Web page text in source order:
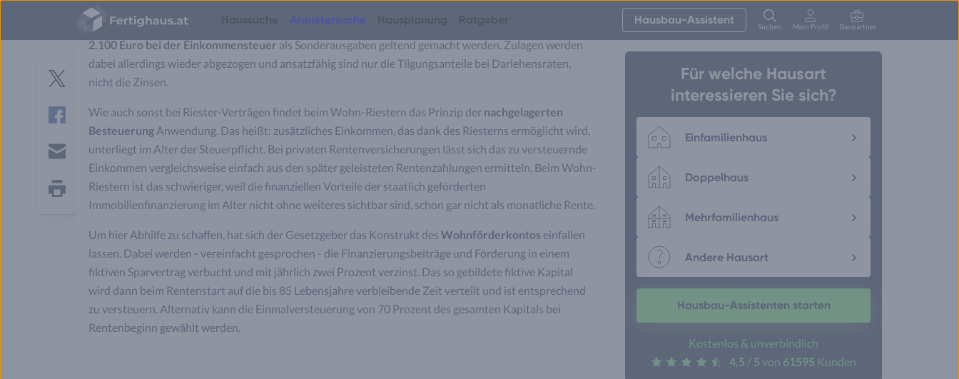
Fertighaus
Logo
Haussuche
Häuser
Anbietersuche Hausplanung
Einfamilienhäuser
Doppelhäuser
Mehrfamilienhäuser
Stadtvillen
Tiny Houses
Alle Haustypen
Fertighäuser
Blockhäuser
Modulhäuser
Containerhäuser
Hauspreise
Ausbaustufen
Energiestandards
Baustile
Hausbau-Assistent
Finanzierungsrechner
Ratgeber
Jetzt bauen oder warten?
Grundrissplaner im Vergleich
Treppe berechnen
Bodenplatte Möglichkeiten
Richtwerte für Grundstücke
Hausbau in Hanglage
Grundstückserschließung
Bodenklassen erklärt
Finanzierung & Kosten
Was kostet ein Haus?
Hausangebote vergleichen
Haus bauen oder kaufen?
Eigenleistung Ersparnis
Energiesparen
Anbieterauswahl
Einzug & Wohnen
Hausbau-Erfahrungen
Hausbau-Assistent Suchen Mein Profil Baupartner
Facebook
mail
Für Sparleistungen bei Bausparverträgen und Tilgungsleistungen bei Darlehen dürfen
2.100 Euro bei der Einkommensteuerals Sonderausgaben geltend gemacht werden. Zulagen werden
dabei allerdings wieder abgezogen und ansatzfähig sind nur die Tilgungsanteile bei Darlehensraten,
nicht die Zinsen.
Wie auch sonst bei Riester-Verträgen findet beim Wohn-Riestern das Prinzip der nachgelagerten
Besteuerung Anwendung. Das heißt: zusätzliches Einkommen, das dank des Riesterns ermöglicht wird,
unterliegt im Alter der Steuerpflicht. Bei privaten Rentenversicherungen lässt sich das zu versteuernde
Einkommen vergleichsweise einfach aus den später geleisteten Rentenzahlungen ermitteln. Beim Wohn-
Riestern ist das schwieriger, weil die finanziellen Vorteile der staatlich geförderten
Immobilienfinanzierung im Alter nicht ohne weiteres sichtbar sind, schon gar nicht als monatliche Rente.
Um hier Abhilfe zu schaffen, hat sich der Gesetzgeber das Konstrukt des Wohnförderkontos einfallen
lassen. Dabei werden - vereinfacht gesprochen - die Finanzierungsbeiträge und Förderung in einem
fiktiven Sparvertrag verbucht und mit jährlich zwei Prozent verzinst. Das so gebildete fiktive Kapital
wird dann beim Rentenstart auf die bis 85 Lebensjahre verbleibende Zeit verteilt und ist entsprechend
zu versteuern. Alternativ kann die Einmalversteuerung von 70 Prozent des gesamten Kapitals bei
Rentenbeginn gewählt werden.
Für welche Hausart
interessieren Sie sich?
Einfamilienhaus
Doppelhaus
Mehrfamilienhaus
Andere Hausart
Hausbau-Assistenten starten
Kostenlos & unverbindlich
4,5 / 5 von 61595 Kunden